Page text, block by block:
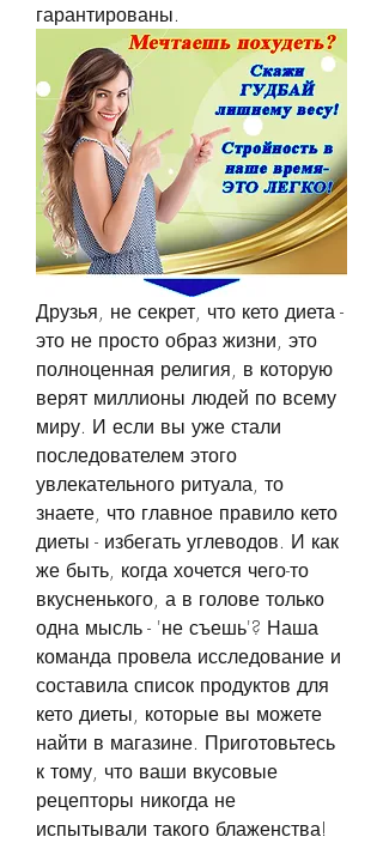
гарантированы.
Друзья, не секрет, что кето диета -
это не просто образ жизни, это
полноценная религия, в которую
верят миллионы людей по всему
миру. И если вы уже стали
последователем этого
увлекательного ритуала, то
знаете, что главное правило кето
диеты - избегать углеводов. И как
же быть, когда хочется чего-то
вкусненького, а в голове только
одна мысль - 'не съешь'? Наша
команда провела исследование и
составила список продуктов для
кето диеты, которые вы можете
найти в магазине. Приготовьтесь
к тому, что ваши вкусовые
рецепторы никогда не
испытывали такого блаженства!